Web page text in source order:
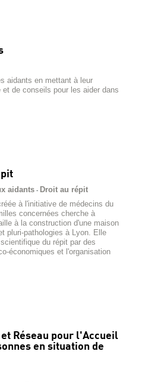
aidants en mettant à leur
de conseils pour les aider dans
aidants - Droit au répit
à l'initiative de médecins du
concernées cherche à
à la construction d'une maison
pluri-pathologies à Lyon. Elle
du répit par des
économiques et l'organisation
Réseau pour l'Accueil
en situation de